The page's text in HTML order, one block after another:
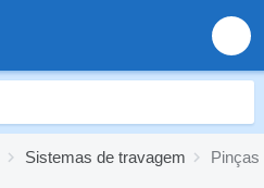
Sistemas de travagem Pinças